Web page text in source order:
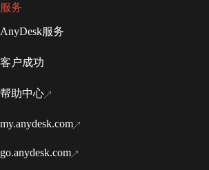
服务
AnyDesk服务
客户成功
帮助中心
my.anydesk.com
go.anydesk.com